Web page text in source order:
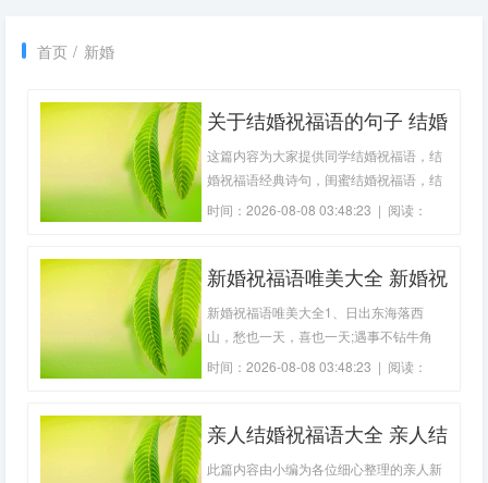
首页 / 新婚
关于结婚祝福语的句子 结婚
祝福语经典诗句(精选35句)
这篇内容为大家提供同学结婚祝福语，结
婚祝福语经典诗句，闺蜜结婚祝福语，结
婚祝福语简短，祝朋友结婚的祝福语，恭
之丽影，柳青荡漾；桃花胜春光，佳人已
2、愿我
时间：2026-08-08 03:48:23 | 阅读：
新婚祝福语唯美大全 新婚祝
福诗句唯美简短(精选79句)
新婚祝福语唯美大全1、日出东海落西
山，愁也一天，喜也一天;遇事不钻牛角
尖，人也舒坦，心也舒坦;常与知已聊聊
幸福久!年年岁岁情爱深，岁岁年年无不
公民，择日将
时间：2026-08-08 03:48:23 | 阅读：
亲人结婚祝福语大全 亲人结
婚祝福诗句(精选29句)
此篇内容由小编为各位细心整理的亲人新